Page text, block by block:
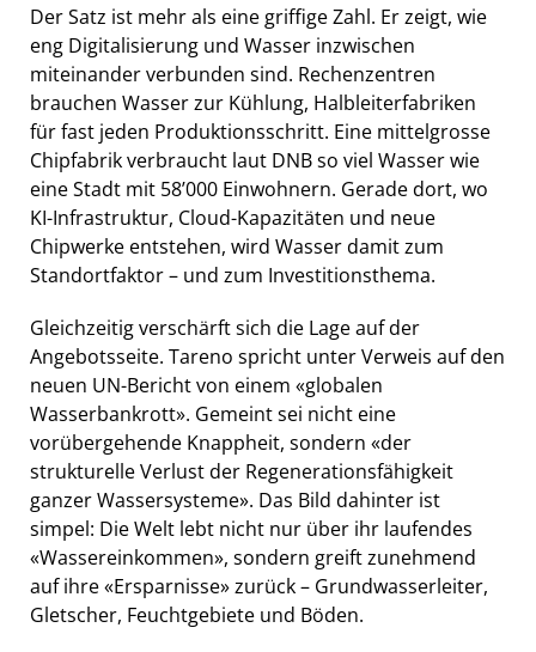
Der Satz ist mehr als eine griffige Zahl. Er zeigt, wie
eng Digitalisierung und Wasser inzwischen
miteinander verbunden sind. Rechenzentren
brauchen Wasser zur Kühlung, Halbleiterfabriken
für fast jeden Produktionsschritt. Eine mittelgrosse
Chipfabrik verbraucht laut DNB so viel Wasser wie
eine Stadt mit 58’000 Einwohnern. Gerade dort, wo
KI-Infrastruktur, Cloud-Kapazitäten und neue
Chipwerke entstehen, wird Wasser damit zum
Standortfaktor – und zum Investitionsthema.
Gleichzeitig verschärft sich die Lage auf der
Angebotsseite. Tareno spricht unter Verweis auf den
neuen UN-Bericht von einem «globalen
Wasserbankrott». Gemeint sei nicht eine
vorübergehende Knappheit, sondern «der
strukturelle Verlust der Regenerationsfähigkeit
ganzer Wassersysteme». Das Bild dahinter ist
simpel: Die Welt lebt nicht nur über ihr laufendes
«Wassereinkommen», sondern greift zunehmend
auf ihre «Ersparnisse» zurück – Grundwasserleiter,
Gletscher, Feuchtgebiete und Böden.